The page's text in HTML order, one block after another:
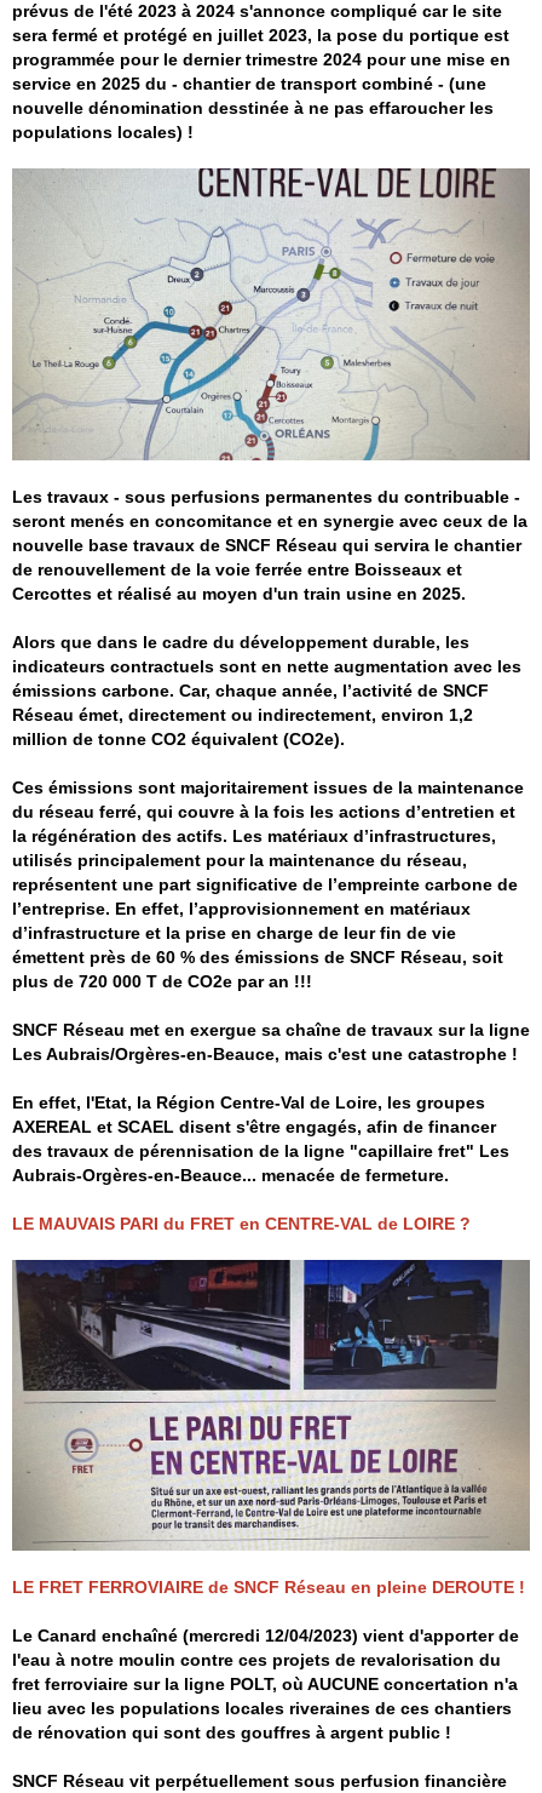
prévus de l'été 2023 à 2024 s'annonce compliqué car le site
sera fermé et protégé en juillet 2023, la pose du portique est
programmée pour le dernier trimestre 2024 pour une mise en
service en 2025 du - chantier de transport combiné - (une
nouvelle dénomination desstinée à ne pas effaroucher les
populations locales) !
Les travaux - sous perfusions permanentes du contribuable -
seront menés en concomitance et en synergie avec ceux de la
nouvelle base travaux de SNCF Réseau qui servira le chantier
de renouvellement de la voie ferrée entre Boisseaux et
Cercottes et réalisé au moyen d'un train usine en 2025.
Alors que dans le cadre du développement durable, les
indicateurs contractuels sont en nette augmentation avec les
émissions carbone. Car, chaque année, l’activité de SNCF
Réseau émet, directement ou indirectement, environ 1,2
million de tonne CO2 équivalent (CO2e).
Ces émissions sont majoritairement issues de la maintenance
du réseau ferré, qui couvre à la fois les actions d’entretien et
la régénération des actifs. Les matériaux d’infrastructures,
utilisés principalement pour la maintenance du réseau,
représentent une part significative de l’empreinte carbone de
l’entreprise. En effet, l’approvisionnement en matériaux
d’infrastructure et la prise en charge de leur fin de vie
émettent près de 60 % des émissions de SNCF Réseau, soit
plus de 720 000 T de CO2e par an !!!
SNCF Réseau met en exergue sa chaîne de travaux sur la ligne
Les Aubrais/Orgères-en-Beauce, mais c'est une catastrophe !
En effet, l'Etat, la Région Centre-Val de Loire, les groupes
AXEREAL et SCAEL disent s'être engagés, afin de financer
des travaux de pérennisation de la ligne "capillaire fret" Les
Aubrais-Orgères-en-Beauce... menacée de fermeture.
LE MAUVAIS PARI du FRET en CENTRE-VAL de LOIRE ?
LE FRET FERROVIAIRE de SNCF Réseau en pleine DEROUTE !
Le Canard enchaîné (mercredi 12/04/2023) vient d'apporter de
l'eau à notre moulin contre ces projets de revalorisation du
fret ferroviaire sur la ligne POLT, où AUCUNE concertation n'a
lieu avec les populations locales riveraines de ces chantiers
de rénovation qui sont des gouffres à argent public !
SNCF Réseau vit perpétuellement sous perfusion financière